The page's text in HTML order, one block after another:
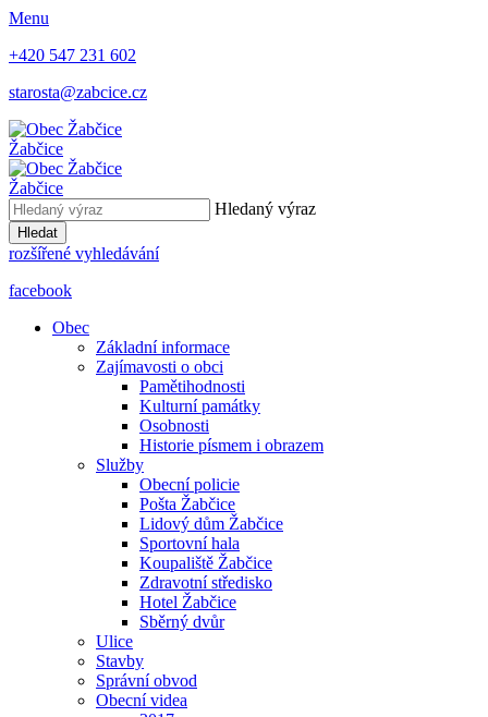
Menu
+420 547 231 602
starosta@zabcice.cz
Žabčice
Žabčice
Hledaný výraz
Hledat
rozšířené vyhledávání
facebook
Obec
Základní informace
Zajímavosti o obci
Pamětihodnosti
Kulturní památky
Osobnosti
Historie písmem i obrazem
Služby
Obecní policie
Pošta Žabčice
Lidový dům Žabčice
Sportovní hala
Koupaliště Žabčice
Zdravotní středisko
Hotel Žabčice
Sběrný dvůr
Ulice
Stavby
Správní obvod
Obecní videa